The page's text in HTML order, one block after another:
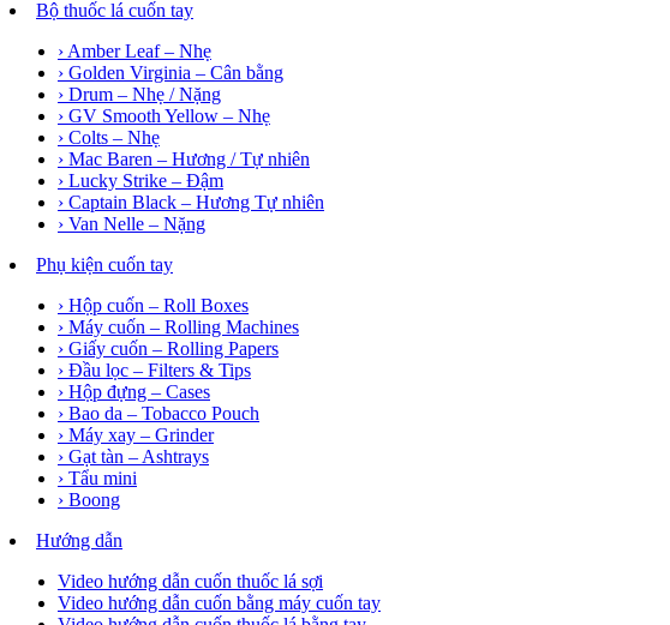
Bộ thuốc lá cuốn tay
› Amber Leaf – Nhẹ
› Golden Virginia – Cân bằng
› Drum – Nhẹ / Nặng
› GV Smooth Yellow – Nhẹ
› Colts – Nhẹ
› Mac Baren – Hương / Tự nhiên
› Lucky Strike – Đậm
› Captain Black – Hương Tự nhiên
› Van Nelle – Nặng
Phụ kiện cuốn tay
› Hộp cuốn – Roll Boxes
› Máy cuốn – Rolling Machines
› Giấy cuốn – Rolling Papers
› Đầu lọc – Filters & Tips
› Hộp đựng – Cases
› Bao da – Tobacco Pouch
› Máy xay – Grinder
› Gạt tàn – Ashtrays
› Tẩu mini
› Boong
Hướng dẫn
Video hướng dẫn cuốn thuốc lá sợi
Video hướng dẫn cuốn bằng máy cuốn tay